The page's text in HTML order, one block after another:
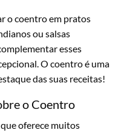
o coentro em pratos
ou salsas
esses
O coentro é uma
das suas receitas!
o Coentro
oferece muitos